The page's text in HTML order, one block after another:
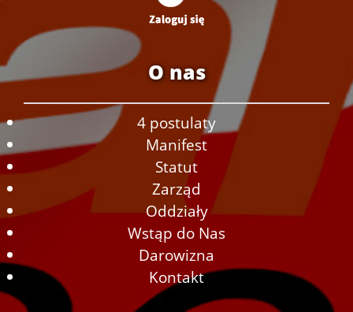
O nas
4 postulaty
Manifest
Statut
Zarząd
Oddziały
Wstąp do Nas
Darowizna
Kontakt